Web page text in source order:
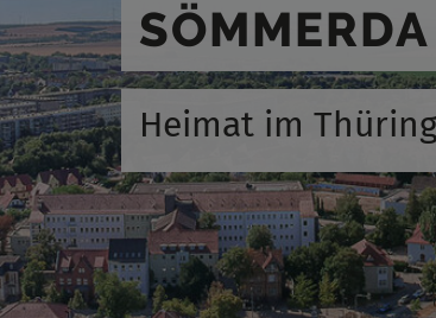
SÖMMERDA
Heimat im